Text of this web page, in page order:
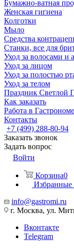
Бумажно-ватная
Женская гигиена
Колготки
Мыло
Средства
Станки, все для
Уход за волосами и
Уход за лицом
Уход за полостью
Уход за телом
Праздник Светлой
Как заказать
Работа в Гастрономе
Контакты
+7 (499) 288-80-94
Заказать звонок
Задать вопрос
Войти
Корзина0
Избранные
info@gastromi.ru
г. Москва, ул.
Вконтакте
Telegram